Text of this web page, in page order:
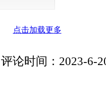
点击加载更多
评论时间： 2023-6-